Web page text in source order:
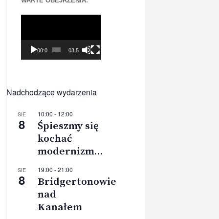
00:00 03:56
Nadchodzące wydarzenia
SIE
8
10:00 - 12:00
Śpieszmy się
kochać
modernizm…
SIE
8
19:00 -21:00
Bridgertonowie
nad
Kanałem